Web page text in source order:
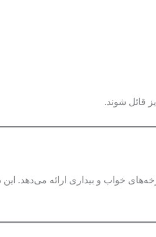
قائل شوند.
خواب و بیداری ارائه می‌دهد.